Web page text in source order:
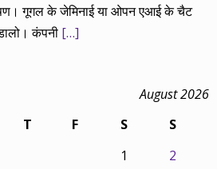
गूगल के जेमिनाई या ओपन एआई के चैट
कंपनी […]
August 2026
T F S
S
1
2